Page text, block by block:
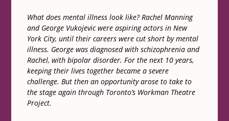
What does mental illness look like? Rachel Manning
and George Vukojevic were aspiring actors in New
York City, until their careers were cut short by mental
illness. George was diagnosed with schizophrenia and
Rachel, with bipolar disorder. For the next 10 years,
keeping their lives together became a severe
challenge. But then an opportunity arose to take to
the stage again through Toronto’s Workman Theatre
Project.